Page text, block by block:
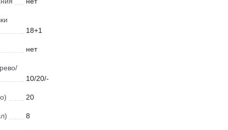
18+1
нет
10/20/-
20
8